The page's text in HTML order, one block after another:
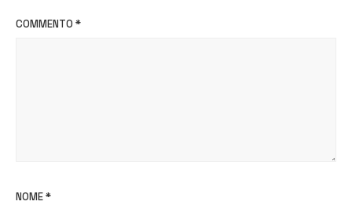
COMMENTO *
NOME*